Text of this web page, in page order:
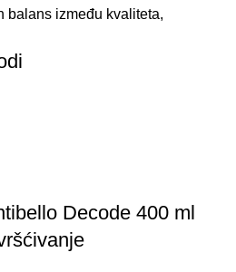
balans između kvaliteta,
Decode 400 ml